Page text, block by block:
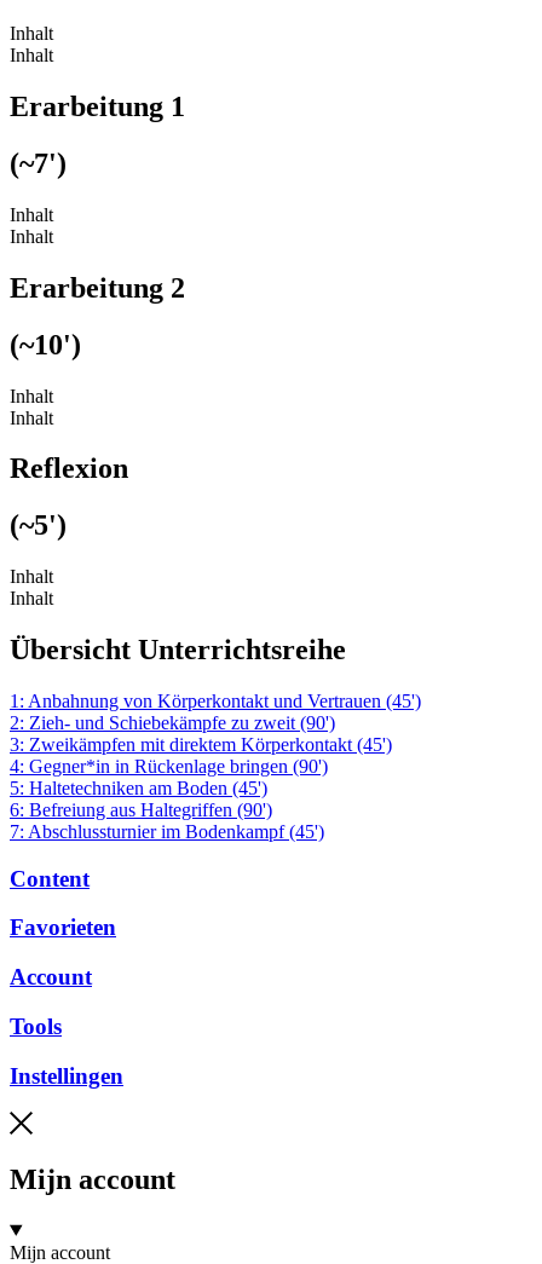
Inhalt
Inhalt
Erarbeitung 1
(~7')
Inhalt
Inhalt
Erarbeitung 2
(~10')
Inhalt
Inhalt
Reflexion
(~5')
Inhalt
Inhalt
Übersicht Unterrichtsreihe
1: Anbahnung von Körperkontakt und Vertrauen (45')
2: Zieh- und Schiebekämpfe zu zweit (90')
3: Zweikämpfen mit direktem Körperkontakt (45')
4: Gegner*in in Rückenlage bringen (90')
5: Haltetechniken am Boden (45')
6: Befreiung aus Haltegriffen (90')
7: Abschlussturnier im Bodenkampf (45')
Content
Favorieten
Account
Tools
Instellingen
Mijn account
Mijn account